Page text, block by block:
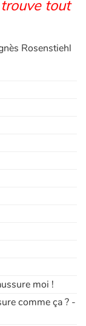
tout
Rosenstiehl
moi !
comme ça ? -